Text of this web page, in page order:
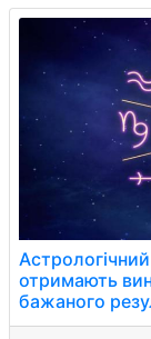
отримають
бажаного